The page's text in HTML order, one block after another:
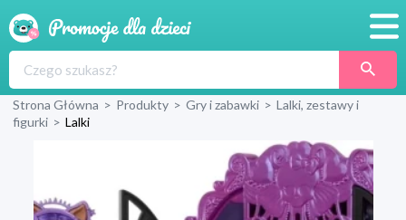
Produkty
Blog
Strona Główna > Produkty > Gry i zabawki > Lalki, zestawy i
figurki > Lalki